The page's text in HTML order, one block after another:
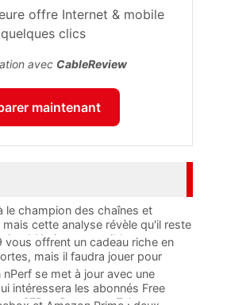
offre Internet & mobile
clics
avec CableReview
maintenant
le champion des chaînes et
mais cette analyse révèle qu'il reste
141 ajouts possibles
vous offrent un cadeau riche en
mais il faudra jouer pour
nPerf se met à jour avec une
intéressera les abonnés Free
SFR et Bouygues Telecom